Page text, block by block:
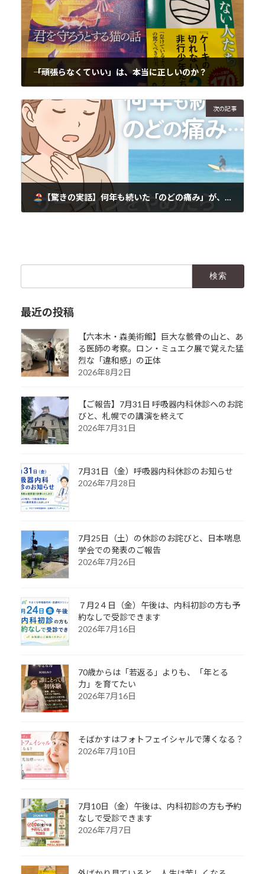
――「頑張らなくていい」は、本当に正しいのか？
次の記事
【驚きの実話】何年も続いた「のどの痛み」が、サーフィンをやめたら消えた理由
最近の投稿
【六本木・森美術館】巨大な骸骨の山と、あ
る医師の考察。ロン・ミュエク展で覚えた猛
烈な「違和感」の正体
2026年8月2日
【ご報告】7月31日 呼吸器内科休診へのお詫
びと、札幌での講演を終えて
2026年7月31日
7月31日（金）呼吸器内科休診のお知らせ
2026年7月28日
7月25日（土）の休診のお詫びと、日本喘息
学会での発表のご報告
2026年7月26日
７月2４日（金）午後は、内科初診の方も予
約なしで受診できます
2026年7月16日
70歳からは「若返る」よりも、「年とる
力」を育てたい
2026年7月16日
そばかすはフォトフェイシャルで薄くなる？
2026年7月10日
7月10日（金）午後は、内科初診の方も予約
なしで受診できます
2026年7月7日